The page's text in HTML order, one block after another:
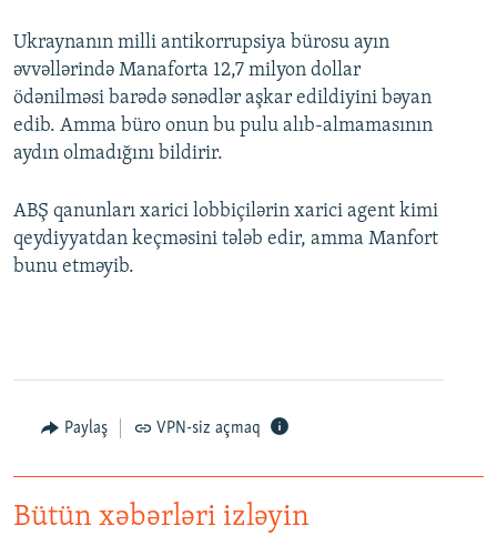
Ukraynanın milli antikorrupsiya bürosu ayın
əvvəllərində Manaforta 12,7 milyon dollar
ödənilməsi barədə sənədlər aşkar edildiyini bəyan
edib. Amma büro onun bu pulu alıb-almamasının
aydın olmadığını bildirir.
ABŞ qanunları xarici lobbiçilərin xarici agent kimi
qeydiyyatdan keçməsini tələb edir, amma Manfort
bunu etməyib.
Paylaş VPN-siz açmaq
Bütün xəbərləri izləyin